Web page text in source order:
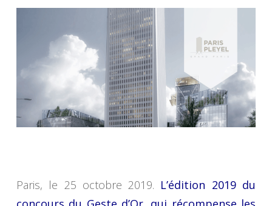
Paris, le 25 octobre 2019. L’édition 2019 du